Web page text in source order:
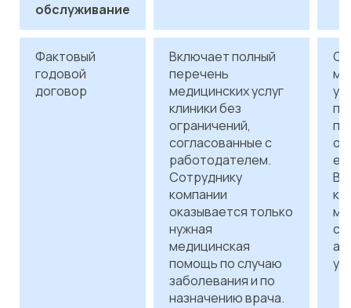
обслуживание
Фактовый
годовой
договор
Включает полный
перечень
медицинских услуг
клиники без
ограничений,
согласованные с
работодателем.
Сотруднику
компании
оказывается только
нужная
медицинская
помощь по случаю
заболевания и по
назначению врача.
по
В